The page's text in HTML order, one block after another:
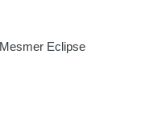
Eclipse